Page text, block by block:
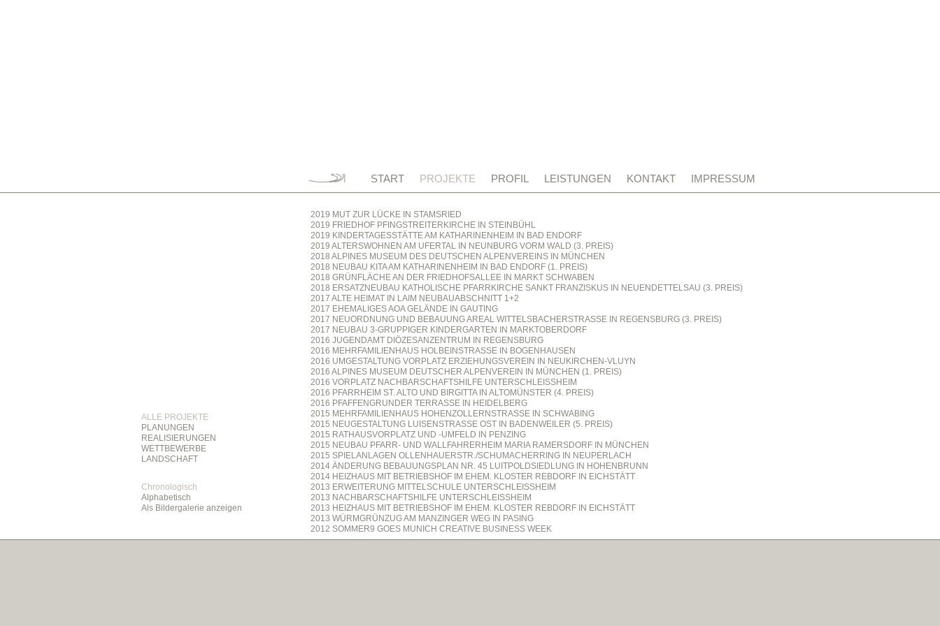
START PROJEKTE PROFIL LEISTUNGEN KONTAKT IMPRESSUM
ALLE PROJEKTE
PLANUNGEN
REALISIERUNGEN
WETTBEWERBE
LANDSCHAFT
Chronologisch
Alphabetisch
Als Bildergalerie anzeigen
2019 MUT ZUR LÜCKE IN STAMSRIED
2019 FRIEDHOF PFINGSTREITERKIRCHE IN STEINBÜHL
2019 KINDERTAGESSTÄTTE AM KATHARINENHEIM IN BAD ENDORF
2019 ALTERSWOHNEN AM UFERTAL IN NEUNBURG VORM WALD (3. PREIS)
2018 ALPINES MUSEUM DES DEUTSCHEN ALPENVEREINS IN MÜNCHEN
2018 NEUBAU KITA AM KATHARINENHEIM IN BAD ENDORF (1. PREIS)
2018 GRÜNFLÄCHE AN DER FRIEDHOFSALLEE IN MARKT SCHWABEN
2018 ERSATZNEUBAU KATHOLISCHE PFARRKIRCHE SANKT FRANZISKUS IN NEUENDETTELSAU (3. PREIS)
2017 ALTE HEIMAT IN LAIM NEUBAUABSCHNITT 1+2
2017 EHEMALIGES AOA GELÄNDE IN GAUTING
2017 NEUORDNUNG UND BEBAUUNG AREAL WITTELSBACHERSTRASSE IN REGENSBURG (3. PREIS)
2017 NEUBAU 3-GRUPPIGER KINDERGARTEN IN MARKTOBERDORF
2016 JUGENDAMT DIÖZESANZENTRUM IN REGENSBURG
2016 MEHRFAMILIENHAUS HOLBEINSTRASSE IN BOGENHAUSEN
2016 UMGESTALTUNG VORPLATZ ERZIEHUNGSVEREIN IN NEUKIRCHEN-VLUYN
2016 ALPINES MUSEUM DEUTSCHER ALPENVEREIN IN MÜNCHEN (1. PREIS)
2016 VORPLATZ NACHBARSCHAFTSHILFE UNTERSCHLEISSHEIM
2016 PFARRHEIM ST. ALTO UND BIRGITTA IN ALTOMÜNSTER (4. PREIS)
2016 PFAFFENGRUNDER TERRASSE IN HEIDELBERG
2015 MEHRFAMILIENHAUS HOHENZOLLERNSTRASSE IN SCHWABING
2015 NEUGESTALTUNG LUISENSTRASSE OST IN BADENWEILER (5. PREIS)
2015 RATHAUSVORPLATZ UND -UMFELD IN PENZING
2015 NEUBAU PFARR- UND WALLFAHRERHEIM MARIA RAMERSDORF IN MÜNCHEN
2015 SPIELANLAGEN OLLENHAUERSTR./SCHUMACHERRING IN NEUPERLACH
2014 ÄNDERUNG BEBAUUNGSPLAN NR. 45 LUITPOLDSIEDLUNG IN HOHENBRUNN
2014 HEIZHAUS MIT BETRIEBSHOF IM EHEM. KLOSTER REBDORF IN EICHSTÄTT
2013 ERWEITERUNG MITTELSCHULE UNTERSCHLEISSHEIM
2013 NACHBARSCHAFTSHILFE UNTERSCHLEISSHEIM
2013 HEIZHAUS MIT BETRIEBSHOF IM EHEM. KLOSTER REBDORF IN EICHSTÄTT
2013 WÜRMGRÜNZUG AM MANZINGER WEG IN PASING
2012 SOMMER9 GOES MUNICH CREATIVE BUSINESS WEEK
2012 TERRASSENGARTEN MIT SCHWIMMTEICH IN NIEDERVIEHBACH